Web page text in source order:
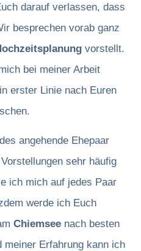
darauf verlassen, dass
besprechen vorab ganz
vorstellt.
bei meiner Arbeit
in erster Linie nach Euren
angehende Ehepaar
sehr häufig
ich mich auf jedes Paar
werde ich Euch
Chiemsee nach besten
meiner Erfahrung kann ich